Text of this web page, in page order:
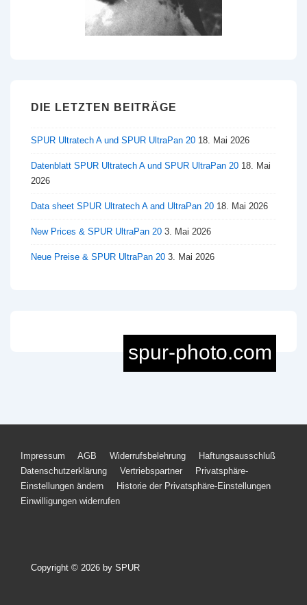
DIE LETZTEN BEITRÄGE
SPUR Ultratech A und SPUR UltraPan 20 18. Mai 2026
Datenblatt SPUR Ultratech A und SPUR UltraPan 20 18. Mai
2026
Data sheet SPUR Ultratech A and UltraPan 20 18. Mai 2026
New Prices & SPUR UltraPan 20 3. Mai 2026
Neue Preise & SPUR UltraPan 20 3. Mai 2026
Footer-
Menü
Impressum AGB Widerrufsbelehrung
Haftungsausschluß
Datenschutzerklärung
Vertriebspartner
Privatsphäre-
Einstellungen ändern
Historie der Privatsphäre-Einstellungen
Einwilligungen widerrufen
Copyright © 2026 by SPUR